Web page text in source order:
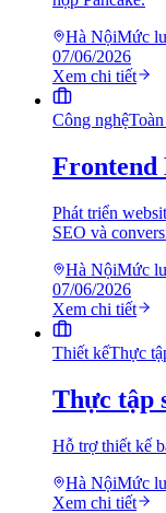
Hà NộiMức
07/06/2026
Xem chi tiết
Công nghệ
Frontend
Phát triển
SEO và
Hà NộiMức
07/06/2026
Xem chi tiết
Thiết kếThực
Thực tập
Hỗ trợ thiết kế
Hà NộiMức
Xem chi tiết